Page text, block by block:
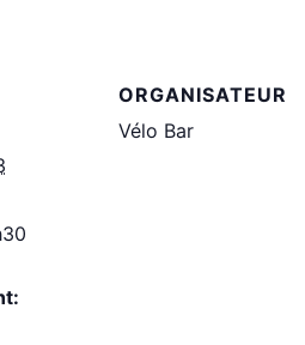
ORGANISATEUR
Vélo Bar